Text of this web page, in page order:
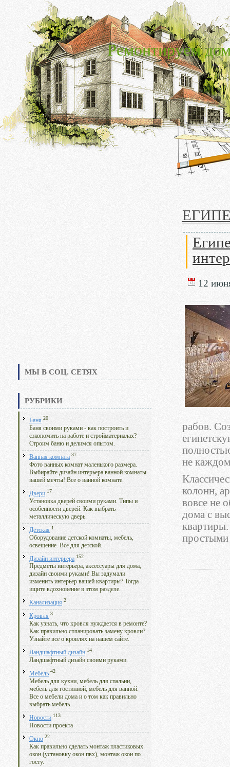
Ремонтируем
МЫ В СОЦ. СЕТЯХ
РУБРИКИ
Баня 20
Баня своими руками - как построить и
сэкономить на работе и стройматериалах?
Строим баню и делимся опытом.
Ванная комната 37
Фото ванных комнат маленького размера.
Выбирайте дизайн интерьера ванной комнаты
вашей мечты! Все о ванной комнате.
Двери 17
Установка дверей своими руками. Типы и
особенности дверей. Как выбрать
металлическую дверь.
Детская 1
Оборудование детской комнаты, мебель,
освещение. Все для детской.
Дизайн интерьера 152
Предметы интерьера, аксессуары для дома,
дизайн своими руками! Вы задумали
изменить интерьер вашей квартиры? Тогда
ищите вдохновение в этом разделе.
Канализация 2
Кровля 3
Как узнать, что кровля нуждается в ремонте?
Как правильно спланировать замену кровли?
Узнайте все о кровлях на нашем сайте.
Ландшафтный дизайн 14
Ландшафтный дизайн своими руками.
Мебель 42
Мебель для кухни, мебель для спальни,
мебель для гостинной, мебель для ванной.
Все о мебели дома и о том как правильно
выбрать мебель.
Новости 113
Новости проекта
Окно 22
Как правильно сделать монтаж пластиковых
окон (установку окон пвх), монтаж окон по
госту.
12
рабов.
не
колонн,
вовсе не
дома с